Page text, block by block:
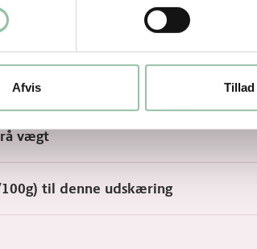
Afvis Tillad
vægt
til denne udskæring